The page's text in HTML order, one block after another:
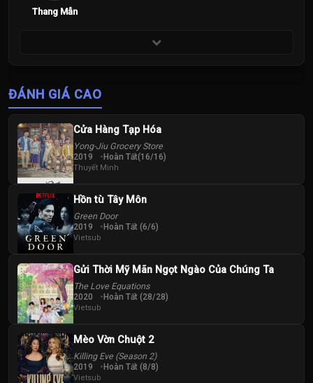
Thang Mẫn
ĐÁNH GIÁ CAO
Cửa Hàng Tạp Hóa
Yong-Jiu Grocery Store
2019 Hoàn Tất(16/16)
Thuyết Minh
Hồn tù Tây Môn
Green Door
2019 Hoàn Tất (6/6)
Vietsub
Gửi Thời Mỹ Mãn Ngọt Ngào Của Chúng Ta
The Love Equations
2020 Hoàn Tất (28/28)
Vietsub
Mèo Vờn Chuột 2
Killing Eve (Season 2)
2019 Hoàn Tất (8/8)
Vietsub